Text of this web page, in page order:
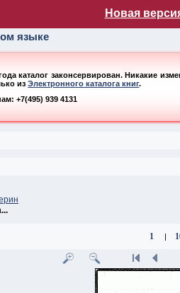
Новая
языке
каталог законсервирован. Никакие
изЭлектронного каталога книг.
+7(495) 939 4131
1 |